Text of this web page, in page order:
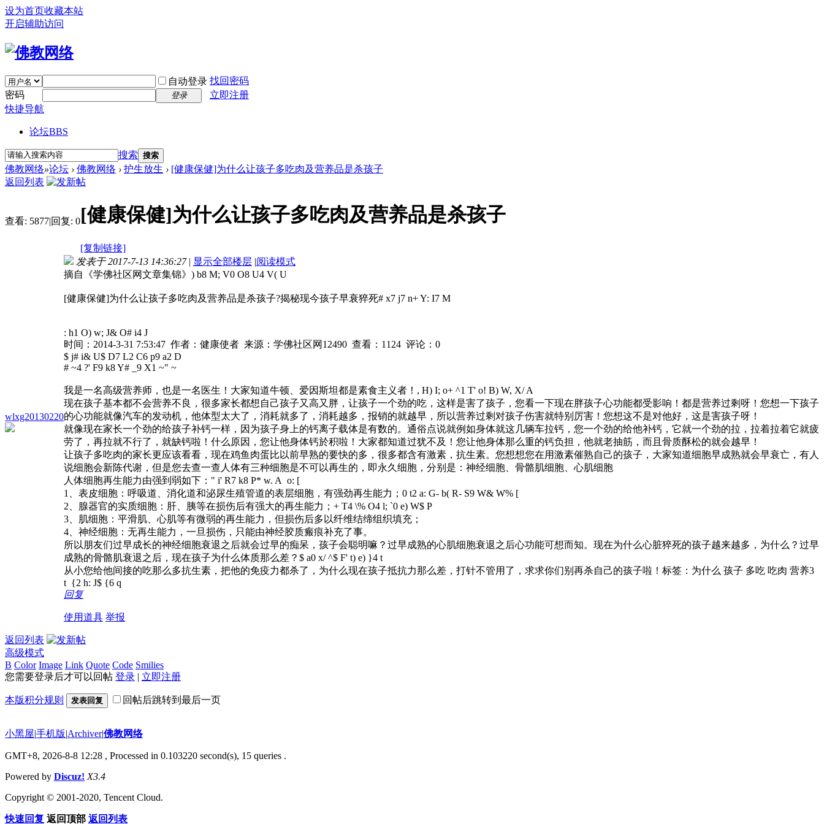
设为首页收藏本站
开启辅助访问
自动登录 找回密码
密码
登录
立即注册
快捷导航
论坛BBS
搜索 搜索
佛教网络»论坛 › 佛教网络 › 护生放生 › [健康保健]为什么让孩子多吃肉及营养品是杀孩子
返回列表
查看: 5877|回复: 0[健康保健]为什么让孩子多吃肉及营养品是杀孩子
[复制链接]
wlxg20130220
发表于 2017-7-13 14:36:27 | 显示全部楼层 |阅读模式
摘自《学佛社区网文章集锦》 ) b8 M; V0 O8 U4 V( U
[健康保健]为什么让孩子多吃肉及营养品是杀孩子?揭秘现今孩子早衰猝死# x7 j7 n+ Y: I7 M
: h1 O) w; J& O# i4 J
时间：2014-3-31 7:53:47 作者：健康使者 来源：学佛社区网12490 查看：1124 评论：0
$ j# i& U$ D7 L2 C6 p9 a2 D
# ~4 ?' F9 k8 Y# _9 X1 ~" ~
我是一名高级营养师，也是一名医生！大家知道牛顿、爱因斯坦都是素食主义者！ , H) I; o+ ^1 T' o! B) W, X/ A
现在孩子基本都不会营养不良，很多家长都想自己孩子又高又胖，让孩子一个劲的吃，这样是害了孩子，您看一下现在胖孩子心功能都受影响！都是营养过剩呀！您想一下孩子
的心功能就像汽车的发动机，他体型太大了，消耗就多了，消耗越多，报销的就越早，所以营养过剩对孩子伤害就特别厉害！您想这不是对他好，这是害孩子呀！
就像现在家长一个劲的给孩子补钙一样，因为孩子身上的钙离子载体是有数的。通俗点说就例如身体就这几辆车拉钙，您一个劲的给他补钙，它就一个劲的拉，拉着拉着它就疲
劳了，再拉就不行了，就缺钙啦！什么原因，您让他身体钙於积啦！大家都知道过犹不及！您让他身体那么重的钙负担，他就老抽筋，而且骨质酥松的就会越早！
让孩子多吃肉的家长更应该看看，现在鸡鱼肉蛋比以前早熟的要快的多，很多都含有激素，抗生素。您想想您在用激素催熟自己的孩子，大家知道细胞早成熟就会早衰亡，有人
说细胞会新陈代谢，但是您去查一查人体有三种细胞是不可以再生的，即永久细胞，分别是：神经细胞、骨骼肌细胞、心肌细胞
人体细胞再生能力由强到弱如下： " i' R7 k8 P* w. A o: [
1、表皮细胞：呼吸道、消化道和泌尿生殖管道的表层细胞，有强劲再生能力； 0 t2 a: G- b( R- S9 W& W% [
2、腺器官的实质细胞：肝、胰等在损伤后有强大的再生能力； + T4 \% O4 l; `0 e) W$ P
3、肌细胞：平滑肌、心肌等有微弱的再生能力，但损伤后多以纤维结缔组织填充；
4、神经细胞：无再生能力，一旦损伤，只能由神经胶质瘢痕补充了事。
所以朋友们过早成长的神经细胞衰退之后就会过早的痴呆，孩子会聪明嘛？过早成熟的心肌细胞衰退之后心功能可想而知。现在为什么心脏猝死的孩子越来越多，为什么？过早
成熟的骨骼肌衰退之后，现在孩子为什么体质那么差？ $ a0 x/ ^$ F' t) e) }4 t
从小您给他间接的吃那么多抗生素，把他的免疫力都杀了，为什么现在孩子抵抗力那么差，打针不管用了，求求你们别再杀自己的孩子啦！标签：为什么 孩子 多吃 吃肉 营养3
t {2 h: J$ {6 q
回复
使用道具 举报
返回列表
高级模式
B Color Image Link Quote Code Smilies
您需要登录后才可以回帖 登录 | 立即注册
本版积分规则 发表回复 回帖后跳转到最后一页
小黑屋|手机版|Archiver|佛教网络
GMT+8, 2026-8-8 12:28 , Processed in 0.103220 second(s), 15 queries .
Powered by Discuz! X3.4
Copyright © 2001-2020, Tencent Cloud.
快速回复 返回顶部 返回列表